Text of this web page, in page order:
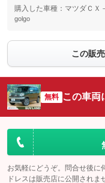
購入した車種：マツダＣＸ
golgo
この販
無料 この車両
お気軽にどうぞ。問合せ後に
ドレスは販売店に公開されま